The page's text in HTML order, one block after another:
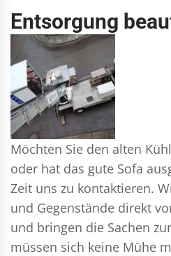
Entsorgung
Möchten Sie den alten
oder hat das gute Sofa
Zeit uns zu kontaktieren.
und Gegenstände direkt
und bringen die Sachen
müssen sich keine Mühe